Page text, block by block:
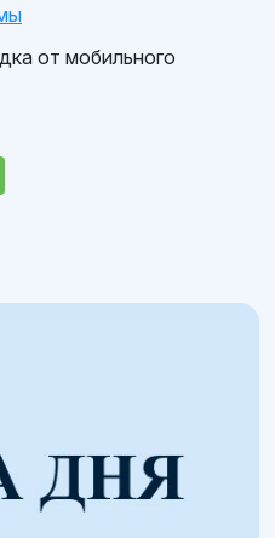
от мобильного